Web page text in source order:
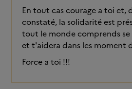
En tout cas courage a toi et,
constaté, la solidarité est
tout le monde comprends
et t'aidera dans les moment
Force a toi !!!